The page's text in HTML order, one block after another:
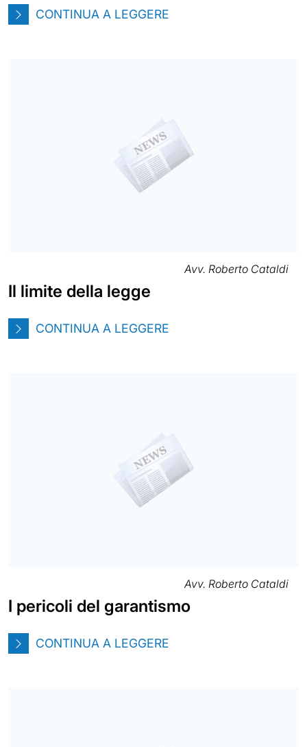
CONTINUA A LEGGERE
Avv. Roberto Cataldi
Il limite della legge
CONTINUA A LEGGERE
Avv. Roberto Cataldi
I pericoli del garantismo
CONTINUA A LEGGERE